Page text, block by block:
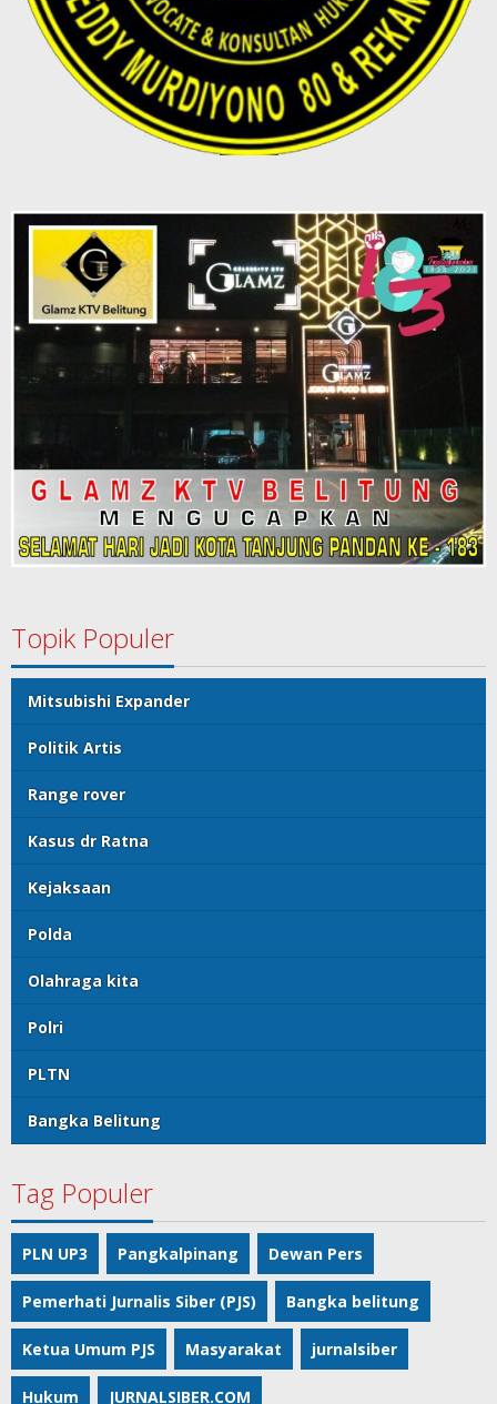
Topik Populer
Mitsubishi Expander
Politik Artis
Range rover
Kasus dr Ratna
Kejaksaan
Polda
Olahraga kita
Polri
PLTN
Bangka Belitung
Tag Populer
PLN UP3 Pangkalpinang Dewan Pers
Pemerhati Jurnalis Siber (PJS) Bangka belitung
Ketua Umum PJS Masyarakat jurnalsiber
Hukum JURNALSIBER.COM